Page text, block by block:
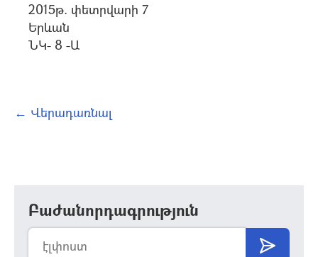
2015թ. փետրվարի 7
Երևան
ՆԿ- 8 -Ա
← Վերադառնալ
Բաժանորդագրություն